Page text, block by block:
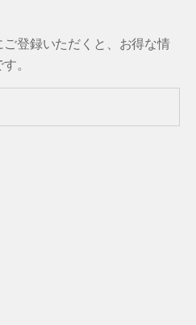
登録いただくと、お得な情
。